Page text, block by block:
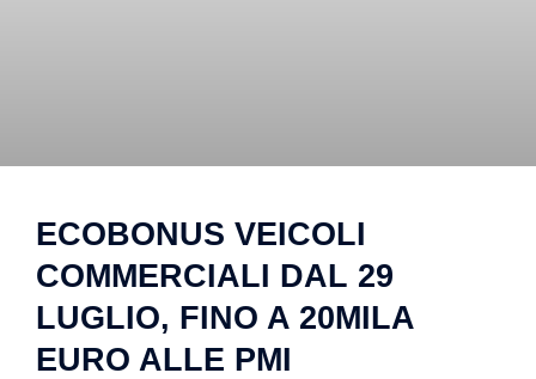
ECOBONUS VEICOLI
COMMERCIALI DAL 29
LUGLIO, FINO A 20MILA
EURO ALLE PMI